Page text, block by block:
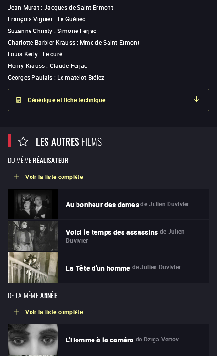
Jean Murat: Jacques de Saint-Ermont
François Viguier: Le Guénec
Suzanne Christy :Simone Ferjac
Charlotte Barbier-Krauss : Mme de Saint-Ermont
Louis Kerly : Le curé
Henry Krauss : Claude Ferjac
Georges Paulais : Le matelot Brélez
Générique et fiche technique
LES AUTRESFILMS
DU MÊME RÉALISATEUR
Voir la liste complète
Au bonheur des dames de Julien Duvivier
Voici le temps des assassins de Julien
Duvivier
La Tête d'un homme de Julien Duvivier
DE LA MÊME ANNÉE
Voir la liste complète
L'Homme à la caméra de Dziga Vertov